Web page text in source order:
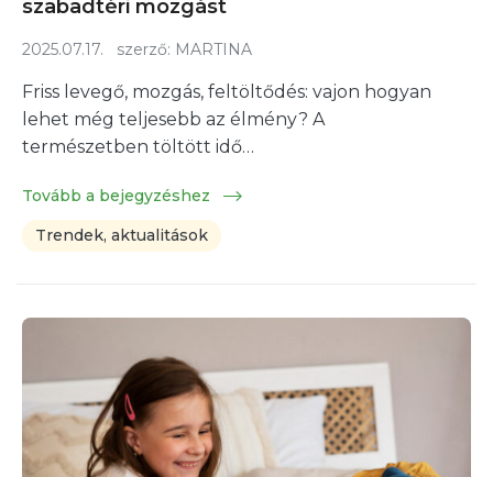
szabadtéri mozgást
2025.07.17. szerző: MARTINA
Friss levegő, mozgás, feltöltődés: vajon hogyan
lehet még teljesebb az élmény? A
természetben töltött idő…
Tovább a bejegyzéshez
Trendek, aktualitások